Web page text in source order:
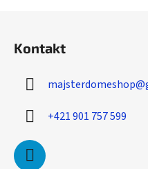
Kontakt
majsterdomeshop@
+421 901 757 599